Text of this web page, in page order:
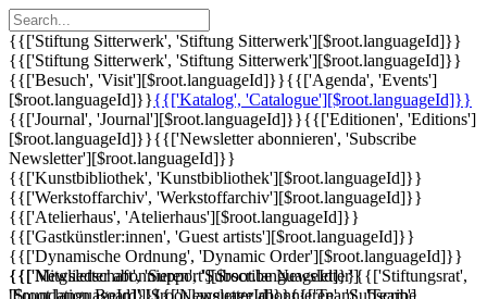
{{['Stiftung Sitterwerk', 'Stiftung Sitterwerk'][$root.languageId]}}
{{['Stiftung Sitterwerk', 'Stiftung Sitterwerk'][$root.languageId]}}
{{['Besuch', 'Visit'][$root.languageId]}}{{['Agenda', 'Events']
[$root.languageId]}}{{['Katalog', 'Catalogue'][$root.languageId]}}
{{['Journal', 'Journal'][$root.languageId]}}{{['Editionen', 'Editions']
[$root.languageId]}}{{['Newsletter abonnieren', 'Subscribe
Newsletter'][$root.languageId]}}
{{['Kunstbibliothek', 'Kunstbibliothek'][$root.languageId]}}
{{['Werkstoffarchiv', 'Werkstoffarchiv'][$root.languageId]}}
{{['Atelierhaus', 'Atelierhaus'][$root.languageId]}}
{{['Gastkünstler:innen', 'Guest artists'][$root.languageId]}}
{{['Dynamische Ordnung', 'Dynamic Order'][$root.languageId]}}
{{['Mitgliedschaft', 'Support'][$root.languageId]}}{{['Stiftungsrat',
'Foundation Board'][$root.languageId]}}{{['Team', 'Team']
{{['Newsletter abonnieren', 'Subscribe Newsletter']
[$root.languageId]}}{{['Newsletter abonnieren', 'Subscribe